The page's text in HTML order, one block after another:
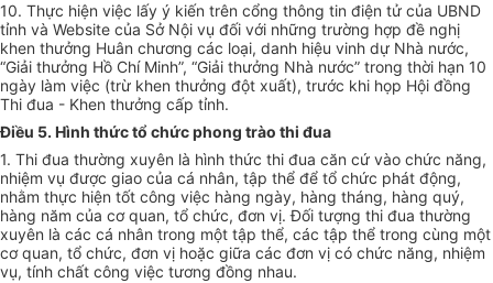
10. Thực hiện việc lấy ý kiến trên cổng thông tin điện tử của UBND
tỉnh và Website của Sở Nội vụ đối với những trường hợp đề nghị
khen thưởng Huân chương các loại, danh hiệu vinh dự Nhà nước,
“Giải thưởng Hồ Chí Minh”, “Giải thưởng Nhà nước” trong thời hạn 10
ngày làm việc (trừ khen thưởng đột xuất), trước khi họp Hội đồng
Thi đua - Khen thưởng cấp tỉnh.
Điều 5. Hình thức tổ chức phong trào thi đua
1. Thi đua thường xuyên là hình thức thi đua căn cứ vào chức năng,
nhiệm vụ được giao của cá nhân, tập thể để tổ chức phát động,
nhằm thực hiện tốt công việc hàng ngày, hàng tháng, hàng quý,
hàng năm của cơ quan, tổ chức, đơn vị. Đối tượng thi đua thường
xuyên là các cá nhân trong một tập thể, các tập thể trong cùng một
cơ quan, tổ chức, đơn vị hoặc giữa các đơn vị có chức năng, nhiệm
vụ, tính chất công việc tương đồng nhau.